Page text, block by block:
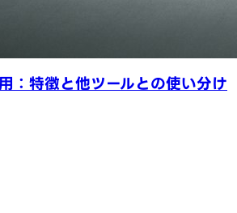
：特徴と他ツールとの使い分け